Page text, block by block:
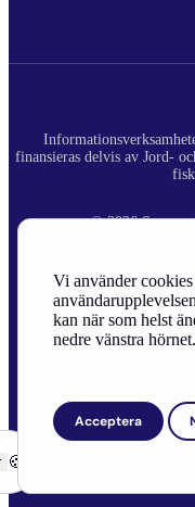
Vi använder
kan när som helst
nedre vänstra
Acceptera
finansieras delvis av Jord-
© 2026